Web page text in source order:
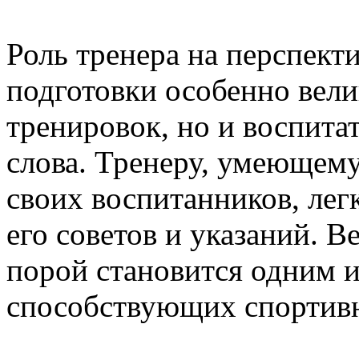
Роль тренера на
подготовки особенно
тренировок, но и
слова. Тренеру,
своих воспитанников,
его советов и указаний.
порой становится одним
способствующих